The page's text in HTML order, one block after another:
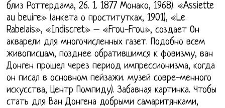
близ Роттердама, 26. 1. 1877 Монако, 1968). «Assiette
au beuire» (анкета о проститутках, 1901), «Le
Rabelais», «Indiscret» – «Frou-Frou», создает Он
акварели для многочисленных газет. Подобно всем
живописцам, позднее обратившимся к фовизму, ван
Донген прошел через период импрессионизма, когда
он писал в основном пейзажи. музей совре-менного
искусства, Центр Помпиду). Забавная картинка. Чтобы
стать для Ван Донгена добрыми самаритянками,